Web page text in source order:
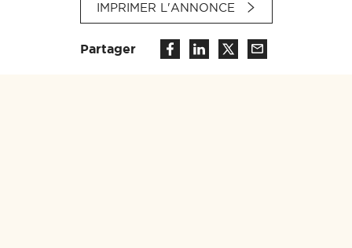
IMPRIMER L'ANNONCE
Partager